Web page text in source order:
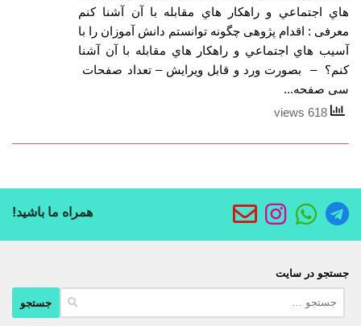
هاي اجتماعي و راهكار هاي مقابله با آن آشنا كنم
معرفی : اقدام پژوهی چگونه توانستم دانش آموزان را با
آسيب هاي اجتماعي و راهكار هاي مقابله با آن آشنا
كنم؟ – بصورت ورد و قابل ویرایش – تعداد صفحات
سی صفحه...
همراه ما باشید!
جستجو در سایت